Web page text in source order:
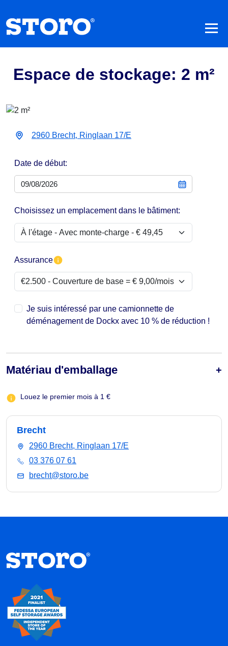
Espace de stockage: 2 m²
2960 Brecht, Ringlaan 17/E
Date de début:
Choisissez un emplacement dans le bâtiment:
Assurance
Je suis intéressé par une camionnette de
déménagement de Dockx avec 10 % de réduction !
Matériau d'emballage
Louez le premier mois à 1 €
Brecht
2960 Brecht, Ringlaan 17/E
03 376 07 61
brecht@storo.be